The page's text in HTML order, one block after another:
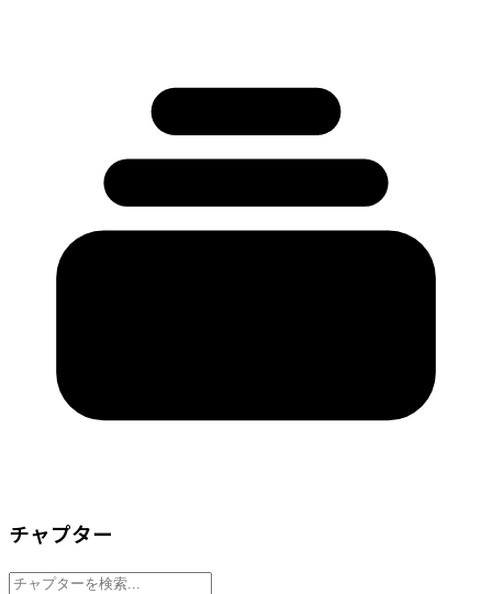
チャプター